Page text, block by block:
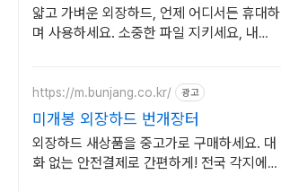
절약
얇고 가벼운 외장하드, 언제 어디서든 휴대하
며 사용하세요. 소중한 파일 지키세요, 내구
https://m.bunjang.co.kr/ 광고
미개봉 외장하드 번개장터
외장하드 새상품을 중고가로 구매하세요. 대
화 없는 안전결제로 간편하게! 전국 각지에서